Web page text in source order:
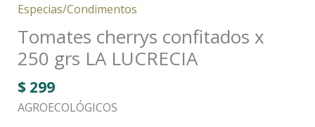
Especias/Condimentos
Tomates cherrys confitados x
250 grs LA LUCRECIA
$299
AGROECOLÓGICOS